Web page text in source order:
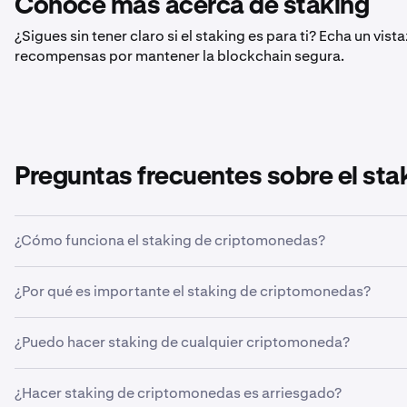
Conoce más acerca de staking
¿Sigues sin tener claro si el staking es para ti? Echa un
recompensas por mantener la blockchain segura.
Preguntas frecuentes sobre el
¿Cómo funciona el staking de criptomonedas?
transacciones de una red de blockchain. El staking
venderlos nunca. El proceso de staking emplea un
reglas computacionales para fomentar la participación
Los stakers que siguen las reglas del protocolo reciben
actúan de forma deshonesta pueden enfrentarse a
¿Por qué es importante el staking de criptomonedas?
mantener la red de blockchain segura y descentralizada.
¿Puedo hacer staking de cualquier criptomoneda?
No se puede hacer staking de bitcoins ni de otras
¿Hacer staking de criptomonedas es arriesgado?